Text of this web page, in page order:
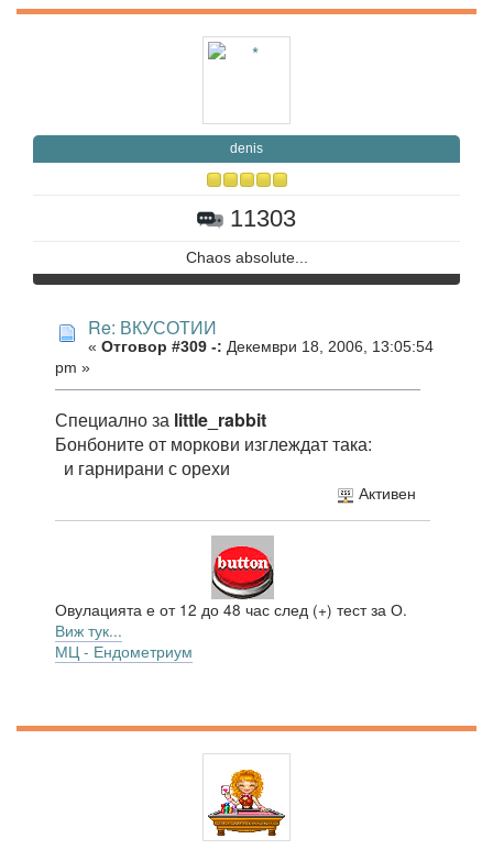
denis
11303
Chaos absolute...
Re: ВКУСОТИИ
« Отговор #309 -: Декември 18, 2006, 13:05:54
pm »
Специално за little_rabbit
Бонбоните от моркови изглеждат така:
и гарнирани с орехи
Активен
Овулацията е от 12 до 48 час след (+) тест за О.
Виж тук...
МЦ - Ендометриум